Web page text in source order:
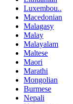
Luxembou..
Macedonian
Malagasy
Malay
Malayalam
Maltese
Maori
Marathi
Mongolian
Burmese
Nepali